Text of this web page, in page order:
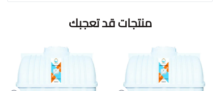
منتجات قد تعجبك